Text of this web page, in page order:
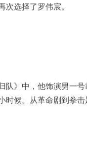
选择了罗伟宸。
》中，他饰演男一
候。从革命剧到拳